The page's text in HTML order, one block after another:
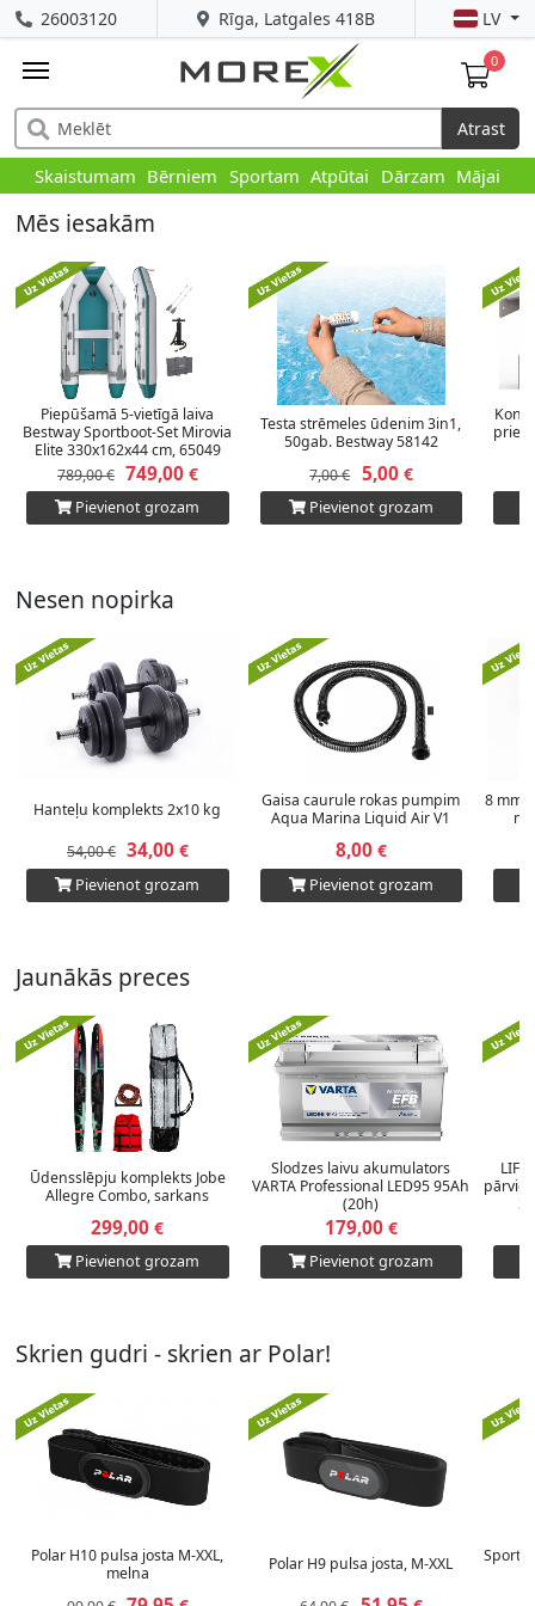
Rīga, Latgales 418B
26003120 LV
0
Atrast
Skaistumam Bērniem Sportam Atpūtai Dārzam Mājai
Mēs iesakām
Piepūšamā 5-vietīgā laiva
Bestway Sportboot-Set Mirovia
Elite 330x162x44 cm, 65049
789,00 € 749,00 €
Pievienot grozam
Testa strēmeles ūdenim 3in1,
50gab. Bestway 58142
7,00 € 5,00€
Pievienot grozam
Nesen nopirka
Hanteļu komplekts 2x10 kg
54,00 € 34,00 €
Pievienot grozam
Gaisa caurule rokas pumpim
Aqua Marina Liquid Air V1
8,00€
Pievienot grozam
8 mm
Jaunākās preces
Ūdensslēpju komplekts Jobe
Allegre Combo, sarkans
299,00 €
Pievienot grozam
Slodzes laivu akumulators
VARTA Professional LED95 95Ah
(20h)
179,00€
Pievienot grozam
Skrien gudri - skrien ar Polar!
Polar H10 pulsa josta M-XXL,
melna
Polar H9 pulsa josta, M-XXL
Sporta